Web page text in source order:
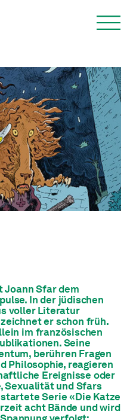
Joann Sfar dem
In der jüdischen
voller Literatur
er schon früh.
im französischen
Seine
berühren Fragen
Philosophie, reagieren
Ereignisse oder
Sexualität und Sfars
Serie «Die Katze
acht Bände und wird